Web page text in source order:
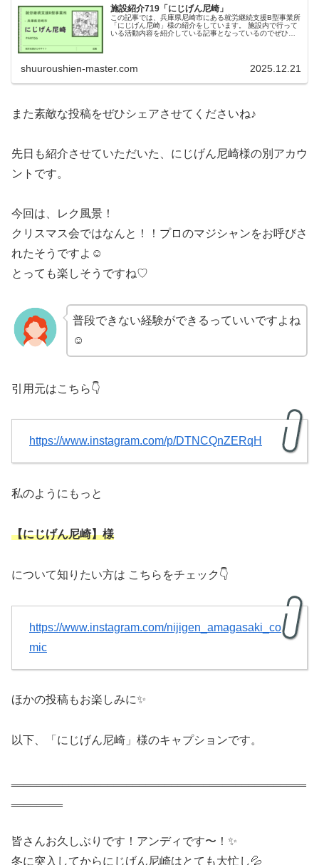
施設紹介719「にじげん尼崎」
この記事では、兵庫県尼崎市にある就労継続支援B型事業所
「にじげん尼崎」様の紹介をしています。 施設内で行って
いる活動内容を紹介している記事となっているのでぜひご
shuuroushien-master.com 2025.12.21
また素敵な投稿をぜひシェアさせてくださいね♪
先日も紹介させていただいた、にじげん尼崎様の別アカウ
ントです。
今回は、レク風景！
クリスマス会ではなんと！！プロのマジシャンをお呼びさ
れたそうですよ☺
とっても楽しそうですね♡
普段できない経験ができるっていいですよね
☺
引用元はこちら👇
https://www.instagram.com/p/DTNCQnZERqH
私のようにもっと
【にじげん尼崎】様
について知りたい方は こちらをチェック👇
https://www.instagram.com/nijigen_amagasaki_co
mic
ほかの投稿もお楽しみに✨
以下、「にじげん尼崎」様のキャプションです。
皆さんお久しぶりです！アンディです〜！✨️
冬に突入してからにじげん尼崎はとても大忙し💦